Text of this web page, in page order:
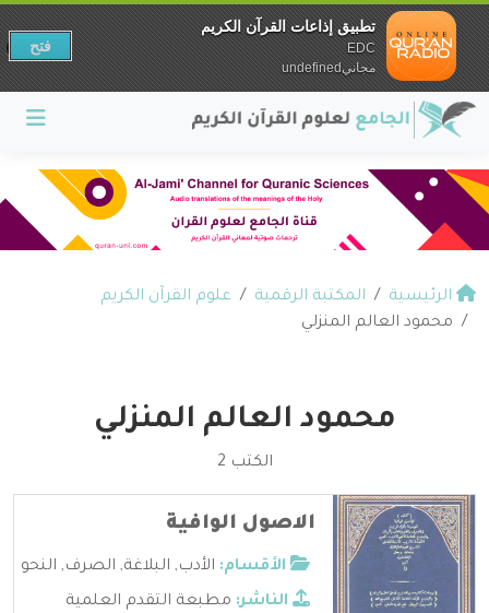
الرئيسية المكتبة الرقمية
علوم القرآن الكريم
محمود العالم المنزلي
محمود العالم المنزلي
الكتب 2
الاصول الوافية
الأقسام: الأدب, البلاغة, الصرف, النحو
الناشر: مطبعة التقدم العلمية
تطبيق إذاعات القرآن الكريم
EDC
مجانيundefined
فتح